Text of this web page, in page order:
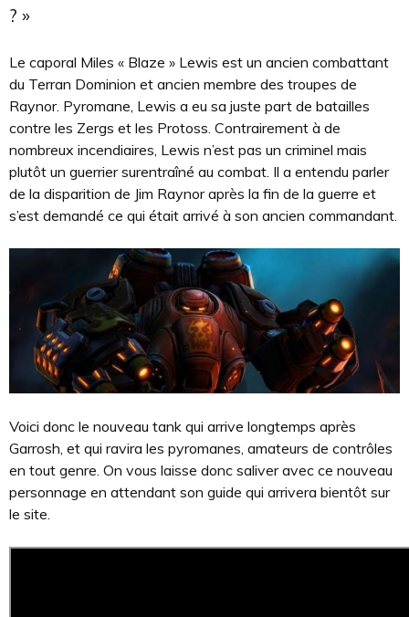
? »
Le caporal Miles « Blaze » Lewis est un ancien combattant
du Terran Dominion et ancien membre des troupes de
Raynor. Pyromane, Lewis a eu sa juste part de batailles
contre les Zergs et les Protoss. Contrairement à de
nombreux incendiaires, Lewis n’est pas un criminel mais
plutôt un guerrier surentraîné au combat. Il a entendu parler
de la disparition de Jim Raynor après la fin de la guerre et
s’est demandé ce qui était arrivé à son ancien commandant.
Voici donc le nouveau tank qui arrive longtemps après
Garrosh, et qui ravira les pyromanes, amateurs de contrôles
en tout genre. On vous laisse donc saliver avec ce nouveau
personnage en attendant son guide qui arrivera bientôt sur
le site.